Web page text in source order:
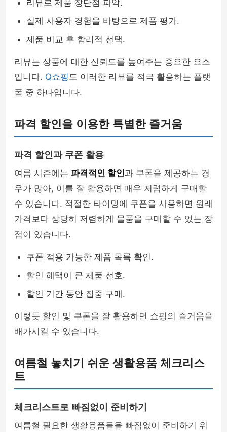
리뷰로 제품 장단점 파악.
실제 사용자 경험을 바탕으로 제품 평가.
제품 비교 후 합리적 선택.
리뷰는 상품에 대한 신뢰도를 높여주는 중요한 요소
입니다. Q쇼핑도 이러한 리뷰를 적극 활용하는 플랫
폼 중 하나입니다.
파격 할인을 이용한 특별한 즐거움
파격 할인과 쿠폰 활용
여름 시즌에는 파격적인 할인과 쿠폰을 제공하는 경
우가 많아, 이를 잘 활용하면 매우 저렴하게 구매할
수 있습니다. 적절한 타이밍에 쿠폰을 사용하면 원래
가격보다 상당히 저렴하게 물품을 구매할 수 있는 장
점이 있습니다.
쿠폰 적용 가능한 제품 목록 확인.
할인 혜택이 큰 제품 선호.
할인 기간 동안 집중 구매.
이렇듯 할인 및 쿠폰을 잘 활용하면 쇼핑의 즐거움을
배가시킬 수 있습니다.
여름철 놓치기 쉬운 생활용품 체크리스
트
체크리스트로 빠짐없이 준비하기
여름철 필요한 생활용품들을 빠짐없이 준비하기 위